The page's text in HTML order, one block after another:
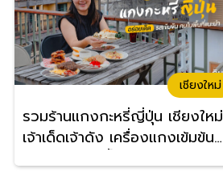
เชียงใหม่
รวมร้านแกงกะหรี่ญี่ปุ่น เชียงใหม่
เจ้าเด็ดเจ้าดัง เครื่องแกงเข้มข้น